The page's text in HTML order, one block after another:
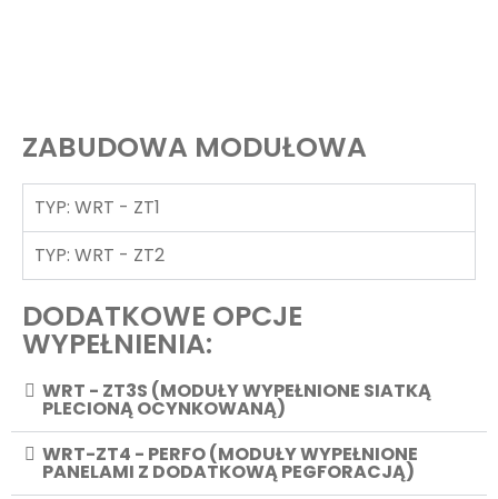
ZABUDOWA MODUŁOWA
TYP: WRT - ZT1
TYP: WRT - ZT2
DODATKOWE OPCJE
WYPEŁNIENIA:
WRT - ZT3S (MODUŁY WYPEŁNIONE SIATKĄ
PLECIONĄ OCYNKOWANĄ)
WRT-ZT4 - PERFO (MODUŁY WYPEŁNIONE
PANELAMI Z DODATKOWĄ PEGFORACJĄ)